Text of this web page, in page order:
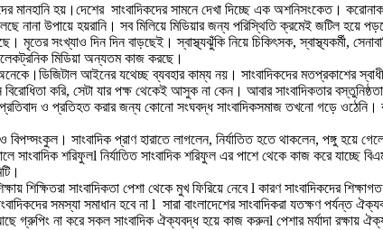
মানহানি হয়।দেশের সাংবাদিকদের সামনে দেখা দিচ্ছে এক অশনিসংকেত।
নানা উপায়ে হয়রানি। সব মিলিয়ে মিডিয়ার জন্য পরিস্থিতি ক্রমেই জটিল হয়ে
সংখ্যাও দিন দিন বাড়ছেই। স্বাস্থ্যঝুঁকি নিয়ে চিকিৎসক, স্বাস্থ্যকর্মী,
মিডিয়া অন্যতম কাজ করছে।
আইনের যথেচ্ছ ব্যবহার কাম্য নয়। সাংবাদিকদের মতপ্রকাশের
করি, সেটা যার পক্ষ থেকেই আসুক না কেন। আবার সাংবাদিকতার
ও প্রতিহত করার জন্য কোনো সংঘবদ্ধ সাংবাদিকসমাজ তখনো গড়ে ওঠেনি।
বিপদ্সংকুল। সাংবাদিক প্রাণ হারাতে লাগলেন, নির্যাতিত হতে থাকলেন, পঙ্গু
সাংবাদিক শরিফুলl নির্যাতিত সাংবাদিক শরিফুল এর পাশে থেকে কাজ করে
শিক্ষিতরা সাংবাদিকতা পেশা থেকে মুখ ফিরিয়ে নেবে l কারণ সাংবাদিকদের
সমস্যা সমাধান হবে না l সারা বাংলাদেশের সাংবাদিকরা যতক্ষণ
গ্রুপিং না করে সকল সাংবাদিক ঐক্যবদ্ধ হয়ে কাজ করুনl পেশার মর্যাদা রক্ষায়